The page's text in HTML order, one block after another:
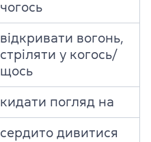
чогось
відкривати вогонь,
стріляти у когось/
щось
кидати погляд на
сердито дивитися